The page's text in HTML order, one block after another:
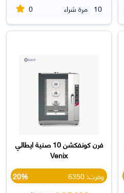
10 مرة شراء 0
فرن كونفكشن 10 صنية ايطالي
Venix
وفرت: 6350
20%